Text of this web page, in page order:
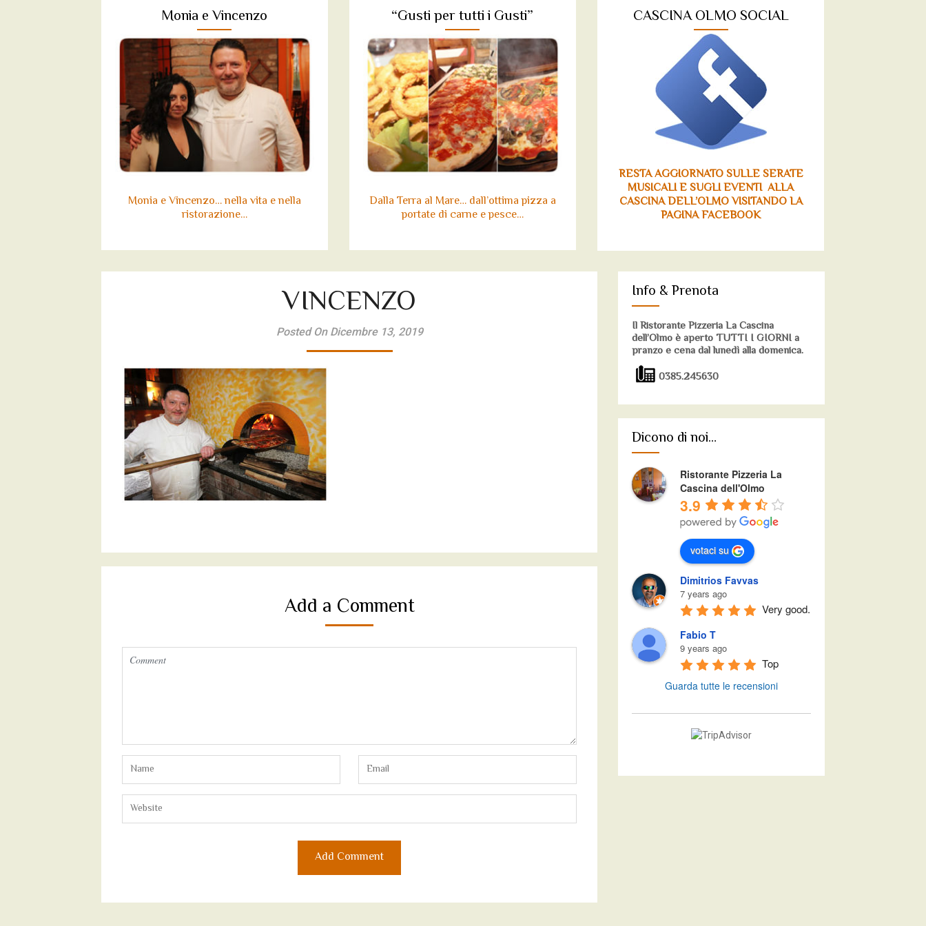
Monia e Vincenzo
Monia e Vincenzo… nella vita e nella
ristorazione…
“Gusti per tutti i Gusti”
Dalla Terra al Mare… dall’ottima pizza a
portate di carne e pesce…
CASCINA OLMO SOCIAL
RESTA AGGIORNATO SULLE SERATE
MUSICALI E SUGLI EVENTI ALLA
CASCINA DELL’OLMO VISITANDO LA
PAGINA FACEBOOK
VINCENZO
Posted On Dicembre 13, 2019
Add a Comment
Info & Prenota
Il Ristorante Pizzeria La Cascina
dell’Olmo è aperto TUTTI I GIORNI a
pranzo e cena dal lunedì alla domenica.
0385.245630
Dicono di noi…
Ristorante Pizzeria La
Cascina dell'Olmo
3.9
votaci su
Dimitrios Favvas
7 years ago
Very good.
Fabio T
9 years ago
Top
Guarda tutte le recensioni